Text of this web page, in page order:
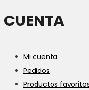
CUENTA
Mi cuenta
Pedidos
Productos favoritos